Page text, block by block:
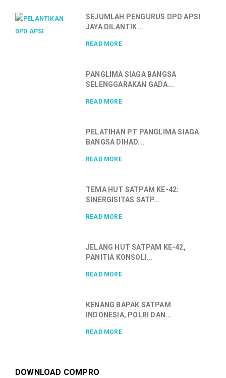
SEJUMLAH PENGURUS DPD APSI
JAYA DILANTIK...
READ MORE
PANGLIMA SIAGA BANGSA
SELENGGARAKAN GADA...
READ MORE
PELATIHAN PT PANGLIMA SIAGA
BANGSA DIHAD...
READ MORE
TEMA HUT SATPAM KE-42:
SINERGISITAS SATP...
READ MORE
JELANG HUT SATPAM KE-42,
PANITIA KONSOLI...
READ MORE
KENANG BAPAK SATPAM
INDONESIA, POLRI DAN...
READ MORE
DOWNLOAD COMPRO